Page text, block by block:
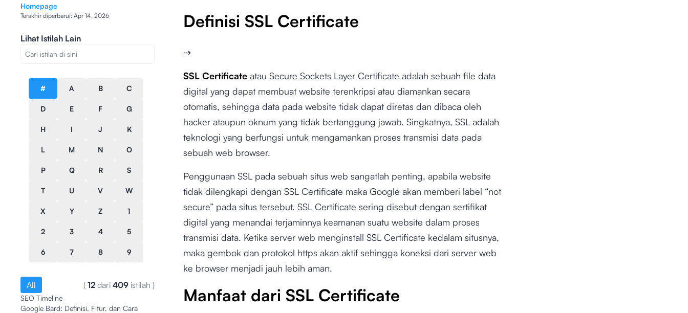
Homepage
Terakhir diperbarui: Apr 14, 2026
Lihat Istilah Lain
# A B C
D E F G
H I J K
L M N O
P Q R S
T U V W
X Y Z 1
2 3 4 5
6 7 8 9
All ( 12 dari 409 istilah )
SEO Timeline
Google Bard: Definisi, Fitur, dan Cara
Definisi SSL Certificate
⇢
SSL Certificateatau Secure Sockets Layer Certificate adalah sebuah file data
digital yang dapat membuat website terenkripsi atau diamankan secara
otomatis, sehingga data pada website tidak dapat diretas dan dibaca oleh
hacker ataupun oknum yang tidak bertanggung jawab. Singkatnya, SSL adalah
teknologi yang berfungsi untuk mengamankan proses transmisi data pada
sebuah web browser.
Penggunaan SSL pada sebuah situs web sangatlah penting, apabila website
tidak dilengkapi dengan SSL Certificate maka Google akan memberi label “not
secure” pada situs tersebut. SSL Certificate sering disebut dengan sertifikat
digital yang menandai terjaminnya keamanan suatu website dalam proses
transmisi data. Ketika server web menginstall SSL Certificate kedalam situsnya,
maka gembok dan protokol https akan aktif sehingga koneksi dari server web
ke browser menjadi jauh lebih aman.
Manfaat dari SSL Certificate